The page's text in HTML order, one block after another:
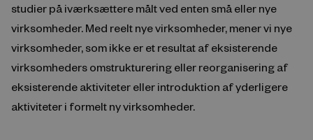
studier på iværksættere målt ved enten små eller nye
virksomheder. Med reelt nye virksomheder, mener vi nye
virksomheder, som ikke er et resultat af eksisterende
virksomheders omstrukturering eller reorganisering af
eksisterende aktiviteter eller introduktion af yderligere
aktiviteter i formelt ny virksomheder.